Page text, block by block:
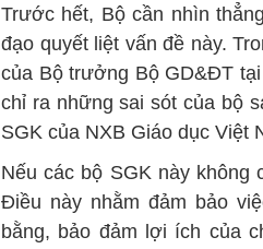
Trước hết, Bộ cần nhìn
đạo quyết liệt vấn đề này.
của Bộ trưởng Bộ GD&ĐT
chỉ ra những sai sót của bộ
SGK của NXB Giáo dục Việt
Nếu các bộ SGK này
Điều này nhằm đảm bảo
bằng, bảo đảm lợi ích của